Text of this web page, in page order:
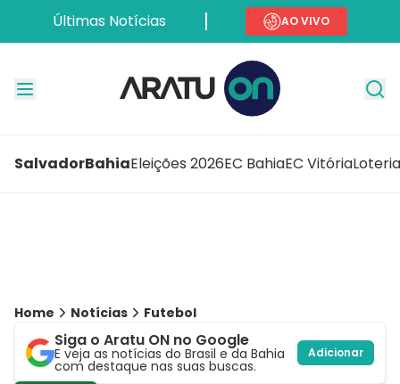
Últimas Notícias AO VIVO
SalvadorBahiaEleições 2026EC BahiaEC Vitória
Home Notícias Futebol
Siga o Aratu ON no Google
E veja as notícias do Brasil e da Bahia
com destaque nas suas buscas.
Adicionar